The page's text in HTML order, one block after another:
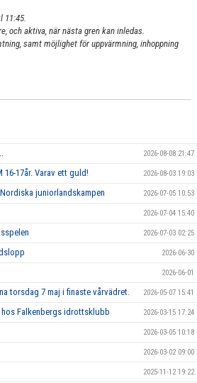
11:45.
och aktiva, när nästa gren kan inledas.
samt möjlighet för uppvärmning, inhoppning
2026-08-08 21:47
16-17år. Varav ett guld! 2026-08-03 19:03
juniorlandskampen 2026-07-05 10:53
2026-07-04 15:40
2026-07-03 02:25
2026-06-30
2026-06-01
torsdag 7 maj i finaste vårvädret. 2026-05-07 15:41
Falkenbergs idrottsklubb 2026-03-15 17:24
2026-03-05 10:18
2026-03-02 09:00
2025-11-12 19:22